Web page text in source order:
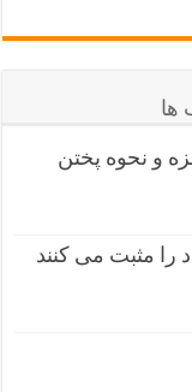
ها
و نحوه پختن
را مثبت می کنند